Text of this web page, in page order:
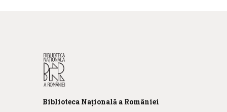
Biblioteca Națională a României